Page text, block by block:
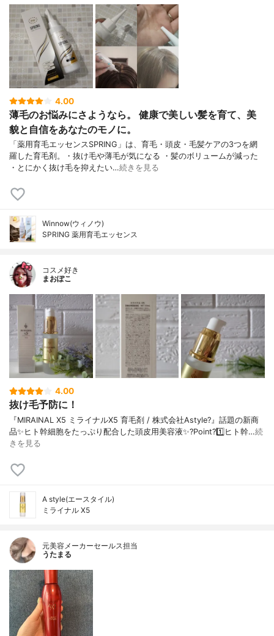
4.00
薄毛のお悩みにさようなら。 健康で美しい髪を育て、美
貌と自信をあなたのモノに。
「薬用育毛エッセンスSPRING」は、育毛・頭皮・毛髪ケアの3つを網
羅した育毛剤。・抜け毛や薄毛が気になる ・髪のボリュームが減った
・とにかく抜け毛を抑えたい…続きを見る
Winnow(ウィノウ)
SPRING 薬用育毛エッセンス
コスメ好き
まおぽこ
4.00
抜け毛予防に！
『MIRAINAL X5 ミライナルX5 育毛剤 / 株式会社Astyle?』話題の新商
品✨ヒト幹細胞をたっぷり配合した頭皮用美容液✨?Point?1️⃣ヒト幹…続
きを見る
A style(エースタイル)
ミライナル X5
元美容メーカーセールス担当
うたまる